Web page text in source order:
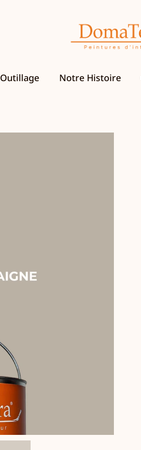
Outillage Notre Histoire